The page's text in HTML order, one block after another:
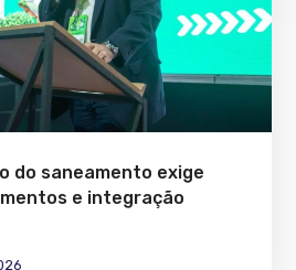
do saneamento exige
e integração